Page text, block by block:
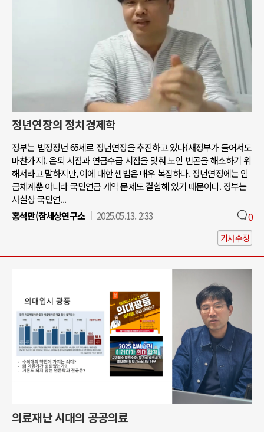
정년연장의 정치경제학
정부는 법정정년 65세로 정년연장을 추진하고 있다(새정부가 들어서도
마찬가지). 은퇴 시점과 연금수급 시점을 맞춰 노인 빈곤을 해소하기 위
해서라고 말하지만, 이에 대한 셈법은 매우 복잡하다. 정년연장에는 임
금체계뿐 아니라 국민연금 개악 문제도 결합해 있기 때문이다. 정부는
사실상 국민연...
홍석만(참세상연구소
2025.05.13. 2:33 0
기사수정
의료재난 시대의 공공의료